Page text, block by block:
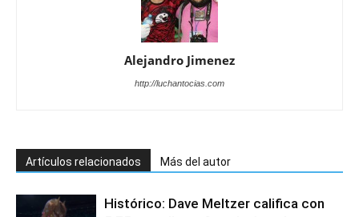
Alejandro Jimenez
http://luchantocias.com
Artículos relacionados Más del autor
Histórico: Dave Meltzer califica con